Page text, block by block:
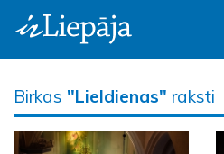
Birkas "Lieldienas" raksti